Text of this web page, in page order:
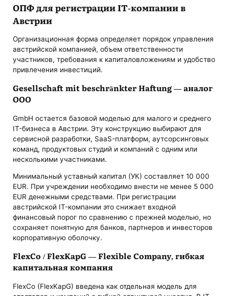
ОПФ для регистрации IT-компании в
Австрии
Организационная форма определяет порядок управления
австрийской компанией, объем ответственности
участников, требования к капиталовложениям и удобство
привлечения инвестиций.
Gesellschaft mit beschränkter Haftung — аналог
ООО
GmbH остается базовой моделью для малого и среднего
IT-бизнеса в Австрии. Эту конструкцию выбирают для
сервисной разработки, SaaS-платформ, аутсорсинговых
команд, продуктовых студий и компаний с одним или
несколькими участниками.
Минимальный уставный капитал (УК) составляет 10 000
EUR. При учреждении необходимо внести не менее 5 000
EUR денежными средствами. При регистрации
австрийской IT-компании это снижает входной
финансовый порог по сравнению с прежней моделью, но
сохраняет понятную для банков, партнеров и инвесторов
корпоративную оболочку.
FlexCo / FlexKapG — Flexible Company, гибкая
капитальная компания
FlexCo (FlexKapG) введена как отдельная модель для